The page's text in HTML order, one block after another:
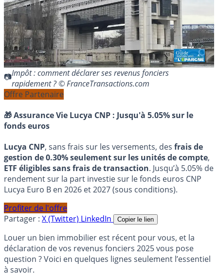
Impôt : comment déclarer ses revenus fonciers
rapidement ? © FranceTransactions.com
Offre Partenaire
🎁 Assurance Vie Lucya CNP : Jusqu'à 5.05% sur le
fonds euros
Lucya CNP, sans frais sur les versements, des frais de
gestion de 0.30% seulement sur les unités de compte,
ETF éligibles sans frais de transaction. Jusqu’à 5.05% de
rendement sur la part investie sur le fonds euros CNP
Lucya Euro B en 2026 et 2027 (sous conditions).
Profiter de l'offre
Partager : X (Twitter) LinkedIn Copier le lien
Louer un bien immobilier est récent pour vous, et la
déclaration de vos revenus fonciers 2025 vous pose
question ? Voici en quelques lignes seulement l’essentiel
à savoir.